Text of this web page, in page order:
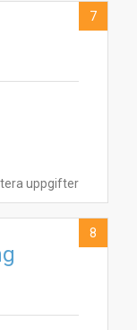
uppgifter
7
8